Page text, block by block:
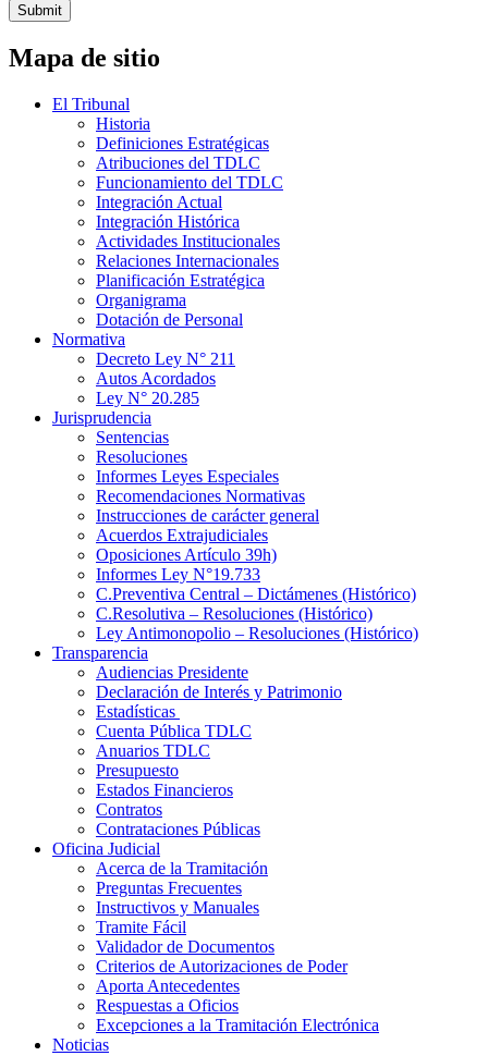
Submit
Mapa de sitio
El Tribunal
Historia
Definiciones Estratégicas
Atribuciones del TDLC
Funcionamiento del TDLC
Integración Actual
Integración Histórica
Actividades Institucionales
Relaciones Internacionales
Planificación Estratégica
Organigrama
Dotación de Personal
Normativa
Decreto Ley N° 211
Autos Acordados
Ley N° 20.285
Jurisprudencia
Sentencias
Resoluciones
Informes Leyes Especiales
Recomendaciones Normativas
Instrucciones de carácter general
Acuerdos Extrajudiciales
Oposiciones Artículo 39h)
Informes Ley N°19.733
C.Preventiva Central – Dictámenes (Histórico)
C.Resolutiva – Resoluciones (Histórico)
Ley Antimonopolio – Resoluciones (Histórico)
Transparencia
Audiencias Presidente
Declaración de Interés y Patrimonio
Estadísticas
Cuenta Pública TDLC
Anuarios TDLC
Presupuesto
Estados Financieros
Contratos
Contrataciones Públicas
Oficina Judicial
Acerca de la Tramitación
Preguntas Frecuentes
Instructivos y Manuales
Tramite Fácil
Validador de Documentos
Criterios de Autorizaciones de Poder
Aporta Antecedentes
Respuestas a Oficios
Excepciones a la Tramitación Electrónica
Noticias